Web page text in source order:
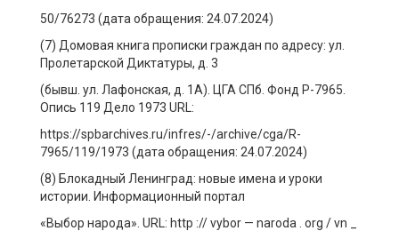
50/76273 (дата обращения: 24.07.2024)
(7) Домовая книга прописки граждан по адресу: ул.
Пролетарской Диктатуры, д. 3
(бывш. ул. Лафонская, д. 1А). ЦГА СПб. Фонд Р-7965.
Опись 119 Дело 1973 URL:
https://spbarchives.ru/infres/-/archive/cga/R-
7965/119/1973 (дата обращения: 24.07.2024)
(8) Блокадный Ленинград: новые имена и уроки
истории. Информационный портал
«Выбор народа». URL: http :// vybor — naroda . org / vn _